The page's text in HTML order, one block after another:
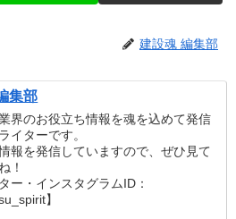
建設魂 編集部
集部
界のお役立ち情報を魂を込めて発信
イターです。
報を発信していますので、ぜひ見て
！
ー・インスタグラムID：
】